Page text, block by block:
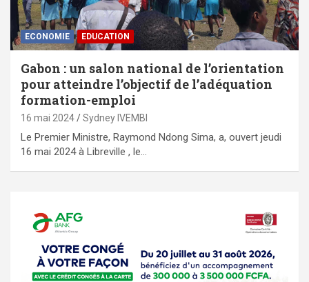
ECONOMIE EDUCATION
Gabon : un salon national de l’orientation
pour atteindre l’objectif de l’adéquation
formation-emploi
16 mai 2024 Sydney IVEMBI
Le Premier Ministre, Raymond Ndong Sima, a, ouvert jeudi
16 mai 2024 à Libreville , le…